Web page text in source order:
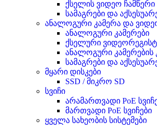
ქსელის ვიდეო ჩამწერი
სამაგრები და
ანალოგური კამერა და
ანალოგური კამერები
ქსელური
ანალოგური კამერების
სამაგრები და
მყარი დისკები
SSD / მიკრო SD
სვიჩი
არამართვადი PoE
მართვადი PoE სვიჩები
ყველა სახეობის სისტემები